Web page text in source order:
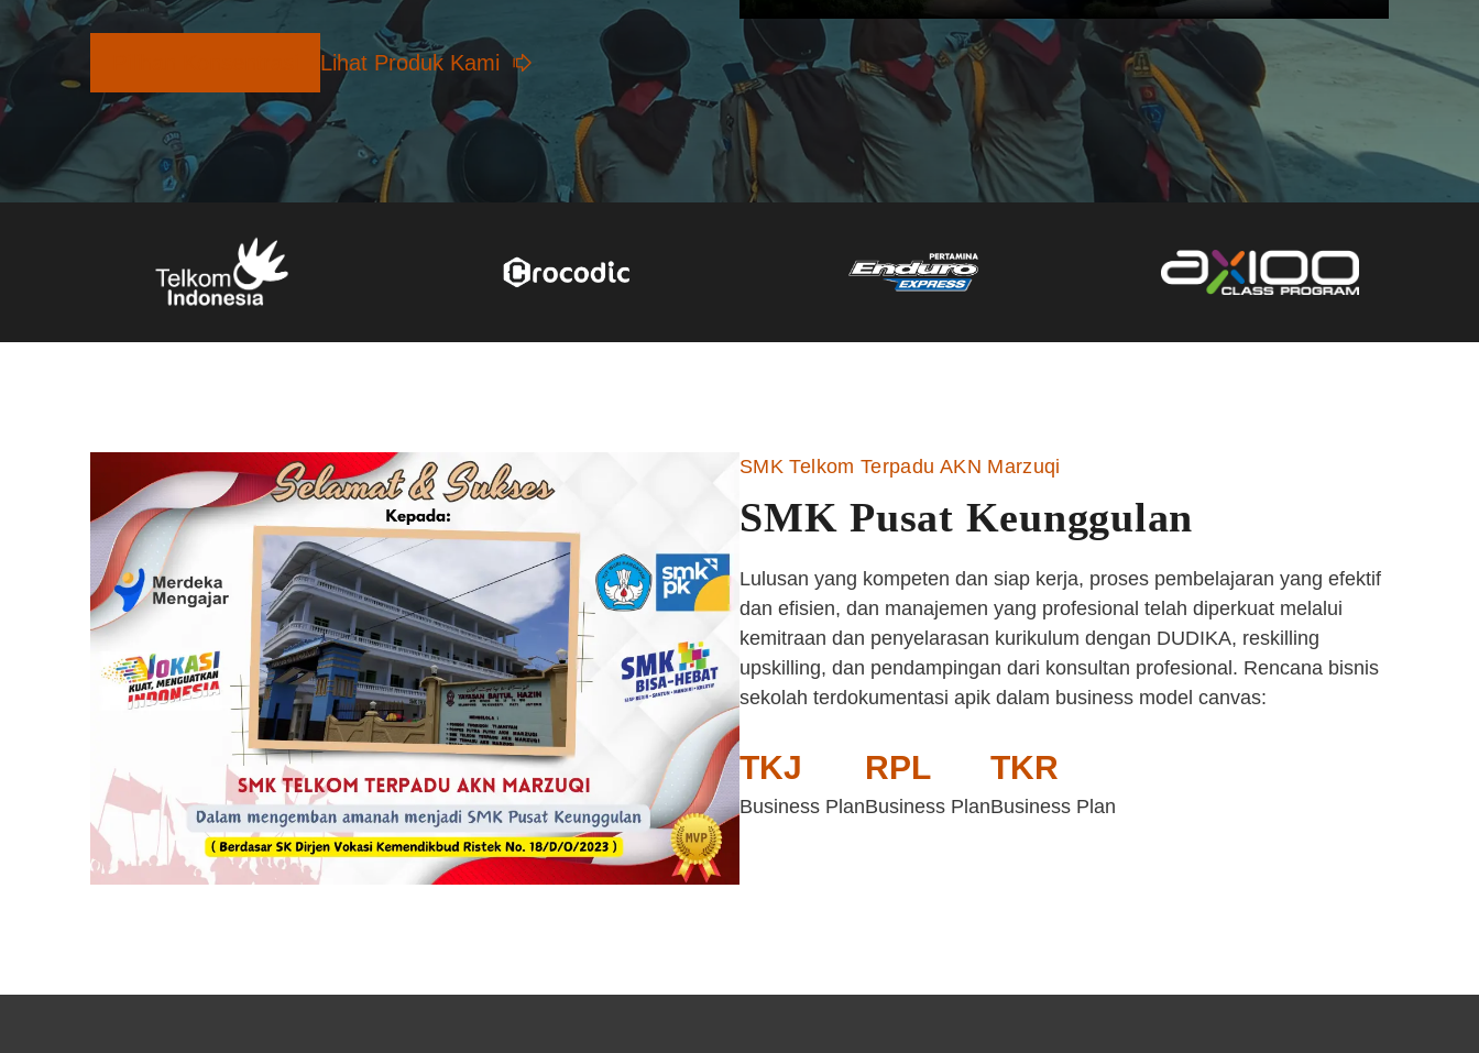
Lihat Produk Kami
SMK Telkom Terpadu AKN Marzuqi
SMK Pusat Keunggulan
Lulusan yang kompeten dan siap kerja, proses pembelajaran yang efektif
dan efisien, dan manajemen yang profesional telah diperkuat melalui
kemitraan dan penyelarasan kurikulum dengan DUDIKA, reskilling
upskilling, dan pendampingan dari konsultan profesional. Rencana bisnis
sekolah terdokumentasi apik dalam business model canvas:
TKJ
Business Plan
RPL
Business Plan
TKR
Business Plan